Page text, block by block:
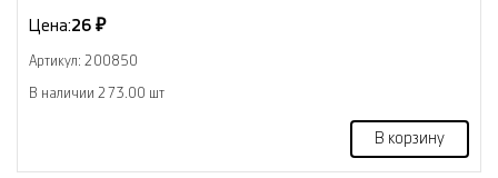
Цена:26 ₽
Артикул: 200850
В наличии 273.00 шт
В корзину